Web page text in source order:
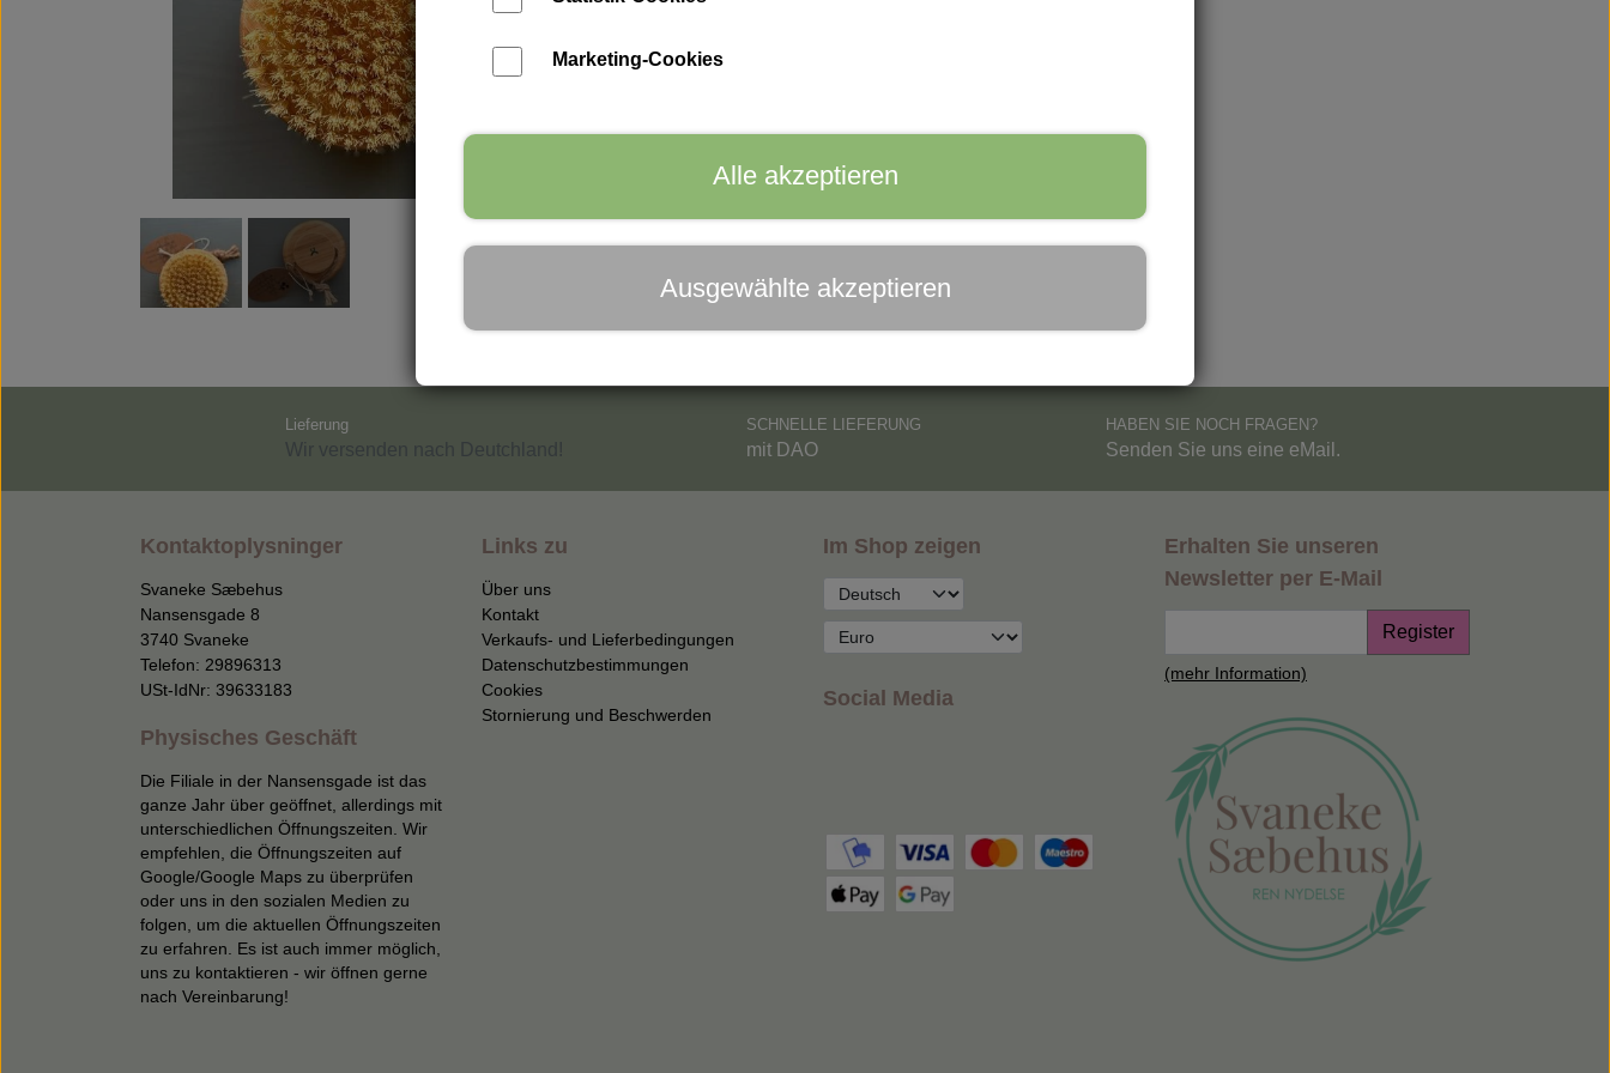
Parfüms Vance Kitira Licht Rudolph Care
Lieferung SCHNELLE LIEFERUNG
mit DAO
HABEN SIE NOCH FRAGEN?
Senden Sie uns eine eMail.
Kontaktoplysninger
Svaneke Sæbehus
Nansensgade 8
3740 Svaneke
Telefon: 29896313
USt-IdNr: 39633183
Physisches Geschäft
Die Filiale in der Nansensgade ist das
ganze Jahr über geöffnet, allerdings mit
unterschiedlichen Öffnungszeiten. Wir
empfehlen, die Öffnungszeiten auf
Google/Google Maps zu überprüfen
oder uns in den sozialen Medien zu
folgen, um die aktuellen Öffnungszeiten
zu erfahren. Es ist auch immer möglich,
uns zu kontaktieren - wir öffnen gerne
nach Vereinbarung!
Links zu
Über uns
Kontakt
Verkaufs- und Lieferbedingungen
Datenschutzbestimmungen
Cookies
Stornierung und Beschwerden
Im Shop zeigen
Social Media
Erhalten Sie unseren
Newsletter per E-Mail
Register
(mehr Information)
Marketing-Cookies
Alle akzeptieren
Ausgewählte akzeptieren